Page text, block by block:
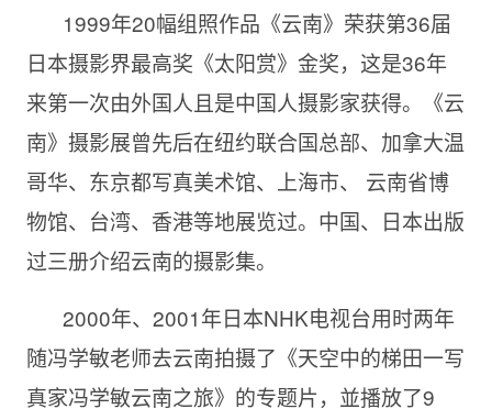
1999年20幅组照作品《云南》荣获第36届
日本摄影界最高奖《太阳赏》金奖，这是36年
来第一次由外国人且是中国人摄影家获得。《云
南》摄影展曾先后在纽约联合国总部、加拿大温
哥华、东京都写真美术馆、上海市、 云南省博
物馆、台湾、香港等地展览过。中国、日本出版
过三册介绍云南的摄影集。
2000年、2001年日本NHK电视台用时两年
随冯学敏老师去云南拍摄了《天空中的梯田一写
真家冯学敏云南之旅》的专题片，並播放了9